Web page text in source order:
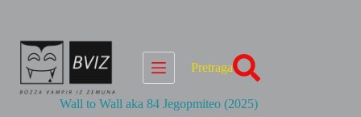
Pretraga
Wall to Wall aka 84 Jegopmiteo (2025)